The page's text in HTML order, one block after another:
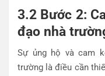
3.2 Bước 2:
đạo nhà
Sự ủng hộ và cam
trường là điều cần